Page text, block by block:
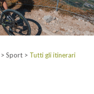
> Sport > Tutti gli itinerari